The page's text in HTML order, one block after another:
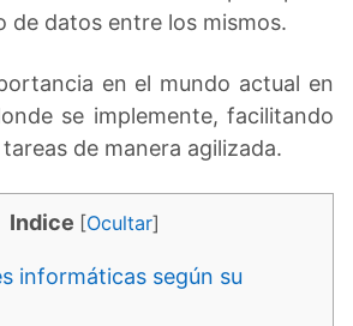
de datos entre los mismos.
en el mundo actual en
se implemente, facilitando
de manera agilizada.
Indice [Ocultar]
informáticas según su